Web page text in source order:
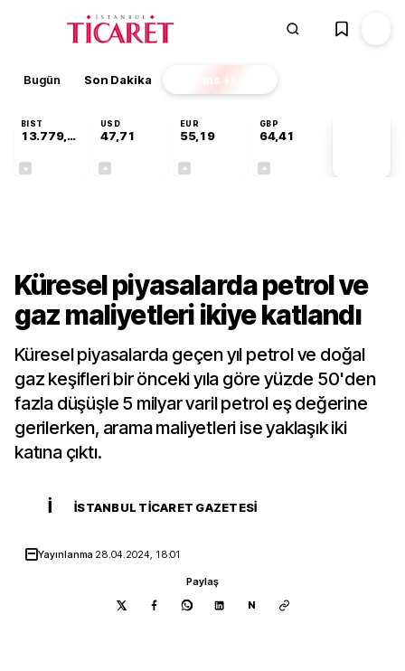
Bugün Son Dakika Finans EKSTRA
BIST
13.779,39
USD
47,71
EUR
55,19
GBP
64,41
Küresel piyasalarda petrol ve
gaz maliyetleri ikiye katlandı
Küresel piyasalarda geçen yıl petrol ve doğal
gaz keşifleri bir önceki yıla göre yüzde 50'den
fazla düşüşle 5 milyar varil petrol eş değerine
gerilerken, arama maliyetleri ise yaklaşık iki
katına çıktı.
İ İSTANBUL TICARET GAZETESI
Yayınlanma 28.04.2024, 18:01
Paylaş
N